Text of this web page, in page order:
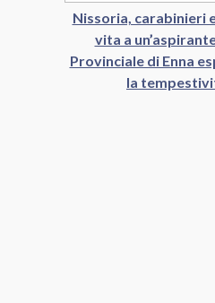
Nissoria, carabinieri
vita a
Provinciale di Enna
la